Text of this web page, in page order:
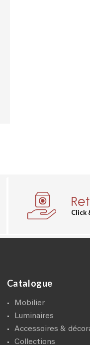
Click
Catalogue
mobilier
luminaires
accessoires &
collections